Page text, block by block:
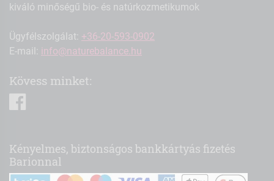
kiváló minőségű bio- és natúrkozmetikumok
Ügyfélszolgálat: +36-20-593-0902
E-mail: info@naturebalance.hu
Kövess minket:
Kényelmes, biztonságos bankkártyás fizetés
Barionnal